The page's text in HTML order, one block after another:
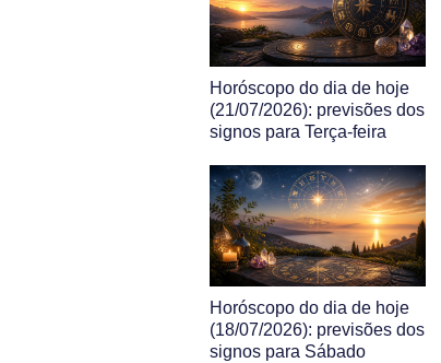
Horóscopo do dia de hoje
(21/07/2026): previsões dos
signos para Terça-feira
Horóscopo do dia de hoje
(18/07/2026): previsões dos
signos para Sábado